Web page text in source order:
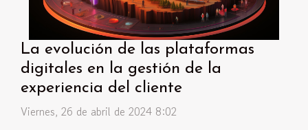
La evolución de las plataformas
digitales en la gestión de la
experiencia del cliente
Viernes, 26 de abril de 2024 8:02